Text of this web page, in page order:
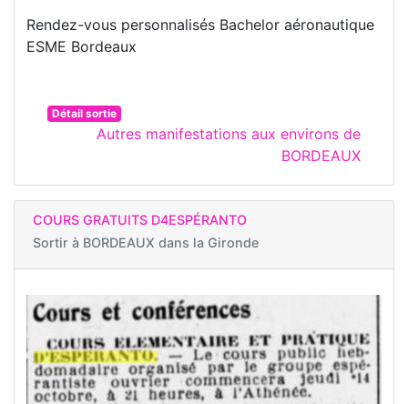
Rendez-vous personnalisés Bachelor aéronautique
ESME Bordeaux
Détail sortie
Autres manifestations aux environs de
BORDEAUX
COURS GRATUITS D4ESPÉRANTO
Sortir à BORDEAUX dans la Gironde